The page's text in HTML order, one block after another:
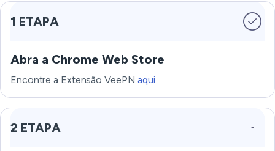
1 ETAPA
Abra a Chrome Web Store
Encontre a Extensão VeePNaqui
2 ETAPA